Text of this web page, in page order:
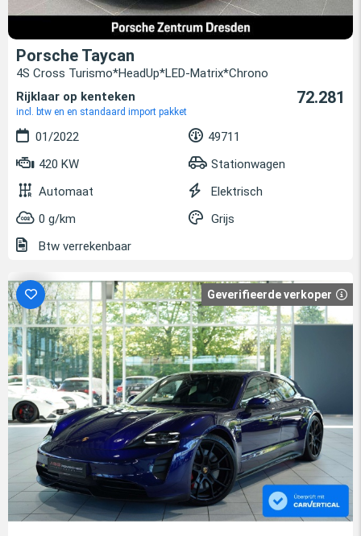
Porsche Taycan
4S Cross Turismo*HeadUp*LED-Matrix*Chrono
Rijklaar op kenteken
incl. btw en en standaard import pakket
72.281
01/2022
49711
420 KW
Stationwagen
Automaat
Elektrisch
0 g/km
Grijs
Btw verrekenbaar
Geverifieerde verkoper